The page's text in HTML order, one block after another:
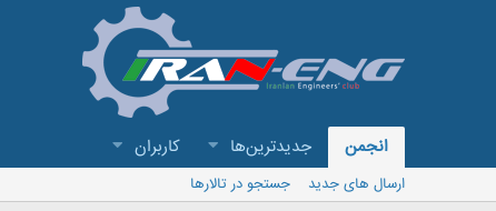
انجمن جدیدترین‌ها کاربران
ارسال های جدید
جستجو در تالارها